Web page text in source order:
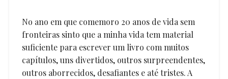
No ano em que comemoro 20 anos de vida sem
fronteiras sinto que a minha vida tem material
suficiente para escrever um livro com muitos
capítulos, uns divertidos, outros surpreendentes,
outros aborrecidos, desafiantes e até tristes. A